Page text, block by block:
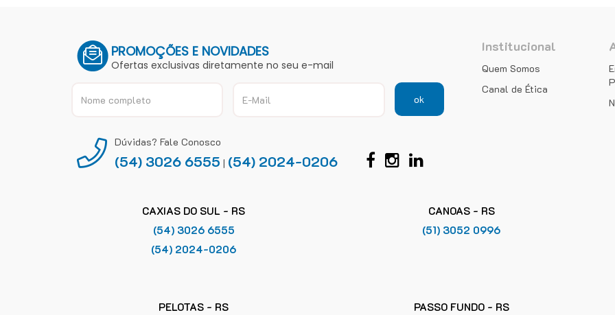
PROMOÇÕES E NOVIDADES
Ofertas exclusivas diretamente no seu e-mail
ok
Dúvidas? Fale Conosco
(54) 3026 6555 | (54) 2024-0206
Institucional
Quem Somos
Canal de Ética
CAXIAS DO SUL - RS
(54) 3026 6555
(54) 2024-0206
CANOAS - RS
(51) 3052 0996
PELOTAS - RS PASSO FUNDO - RS